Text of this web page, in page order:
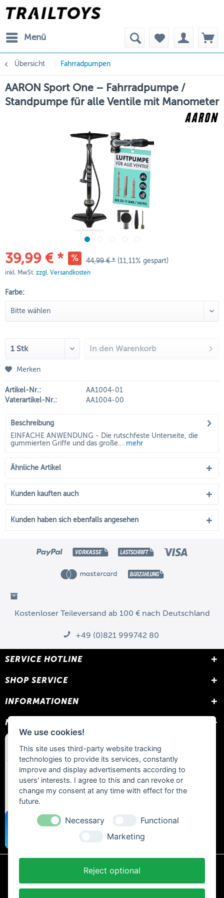
Menü
Übersicht Fahrradpumpen
AARON Sport One – Fahrradpumpe /
Standpumpe für alle Ventile mit Manometer
39,99 € * 44,99 € * (11,11% gespart)
inkl. MwSt. zzgl. Versandkosten
Farbe:
In den Warenkorb
Merken
Artikel-Nr.:
AA1004-01
Vaterartikel-Nr.:
AA1004-00
Beschreibung
EINFACHE ANWENDUNG - Die rutschfeste Unterseite, die
gummierten Griffe und das große... mehr
Ähnliche Artikel
Kunden kauften auch
Kunden haben sich ebenfalls angesehen
Kostenloser Teileversand ab 100 € nach Deutschland
+49 (0)821 999742 80
SERVICE HOTLINE
SHOP SERVICE
INFORMATIONEN
NEWSLETTER
* Alle Preise inkl. gesetzl. Mehrwertsteuer zzgl.
Nachnahmegebühren, wenn nicht anders beschrieben.
We use cookies!
This site uses third-party website tracking
technologies to provide its services, constantly
improve and display advertisements according to
users' interests. I agree to this and can revoke or
change my consent at any time with effect for the
future.
Necessary
Functional
Marketing
Reject optional